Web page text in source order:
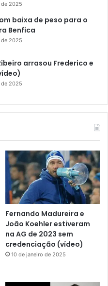
de 2025
baixa de peso para o
Benfica
de 2025
arrasou Frederico e
de 2025
Fernando Madureira e
João Koehler estiveram
na AG de 2023 sem
credenciação (vídeo)
10 de janeiro de 2025